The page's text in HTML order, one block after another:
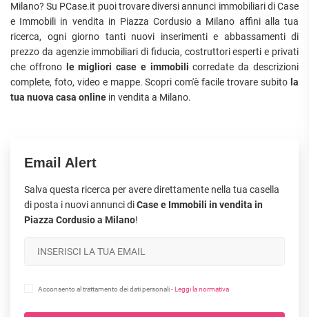
Milano? Su PCase.it puoi trovare diversi annunci immobiliari di Case
e Immobili in vendita in Piazza Cordusio a Milano affini alla tua
ricerca, ogni giorno tanti nuovi inserimenti e abbassamenti di
prezzo da agenzie immobiliari di fiducia, costruttori esperti e privati
che offronole migliori case e immobili corredate da descrizioni
complete, foto, video e mappe. Scopri com'è facile trovare subito la
tua nuova casa online in vendita a Milano.
Email Alert
Salva questa ricerca per avere direttamente nella tua casella
di posta i nuovi annunci diCase e Immobili in vendita in
Piazza Cordusio a Milano!
Acconsento al trattamento dei dati personali -Leggi la normativa